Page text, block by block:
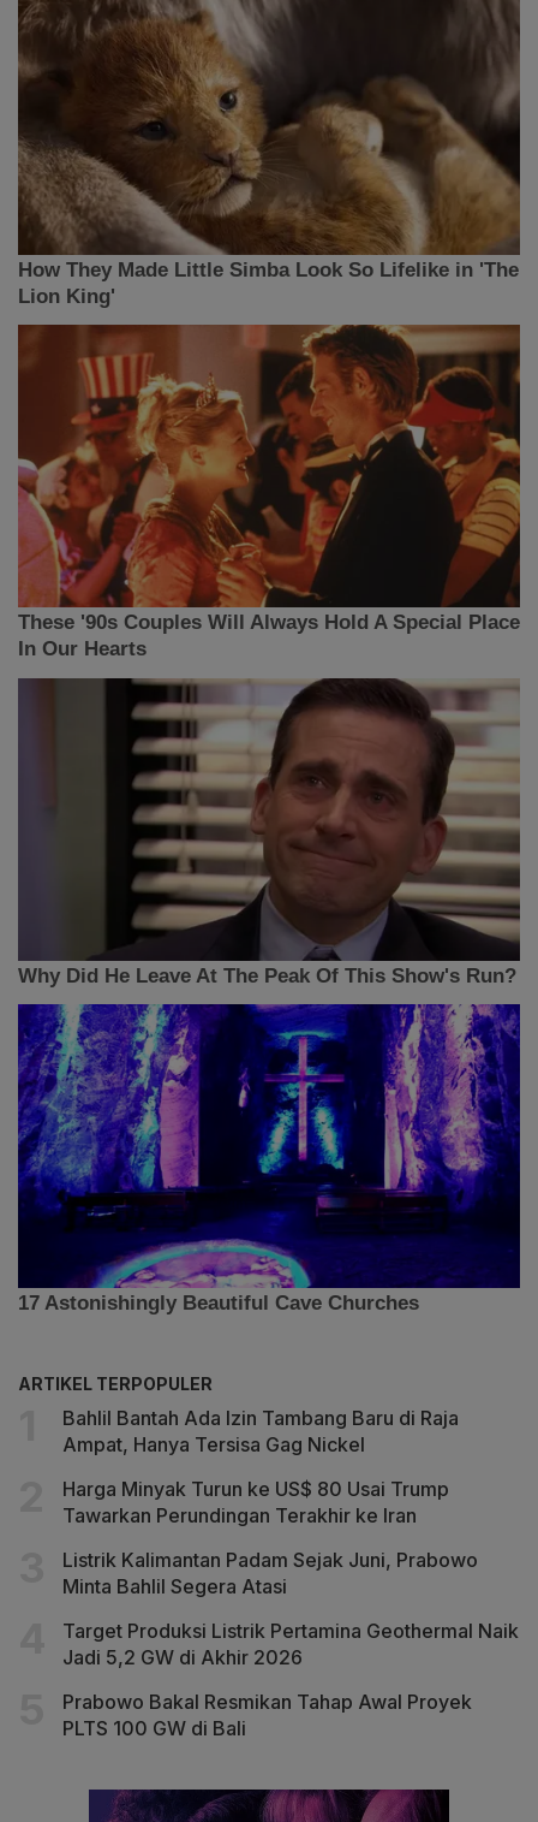
ARTIKEL TERPOPULER
Bahlil Bantah Ada Izin Tambang Baru di Raja
Ampat, Hanya Tersisa Gag Nickel
Harga Minyak Turun ke US$ 80 Usai Trump
Tawarkan Perundingan Terakhir ke Iran
Listrik Kalimantan Padam Sejak Juni, Prabowo
Minta Bahlil Segera Atasi
Target Produksi Listrik Pertamina Geothermal Naik
Jadi 5,2 GW di Akhir 2026
Prabowo Bakal Resmikan Tahap Awal Proyek
PLTS 100 GW di Bali